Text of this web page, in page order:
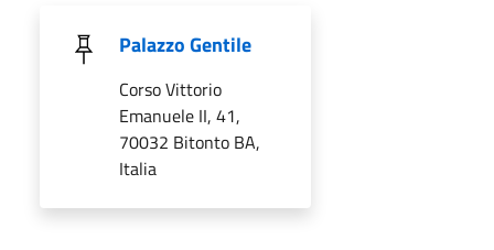
Palazzo Gentile
Corso Vittorio
Emanuele II, 41,
70032 Bitonto BA,
Italia